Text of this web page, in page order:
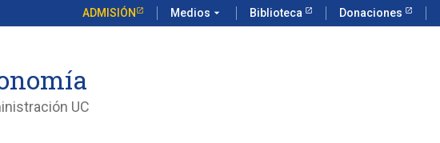
ADMISIÓN Medios arrow_drop_down Biblioteca Donaciones
UC